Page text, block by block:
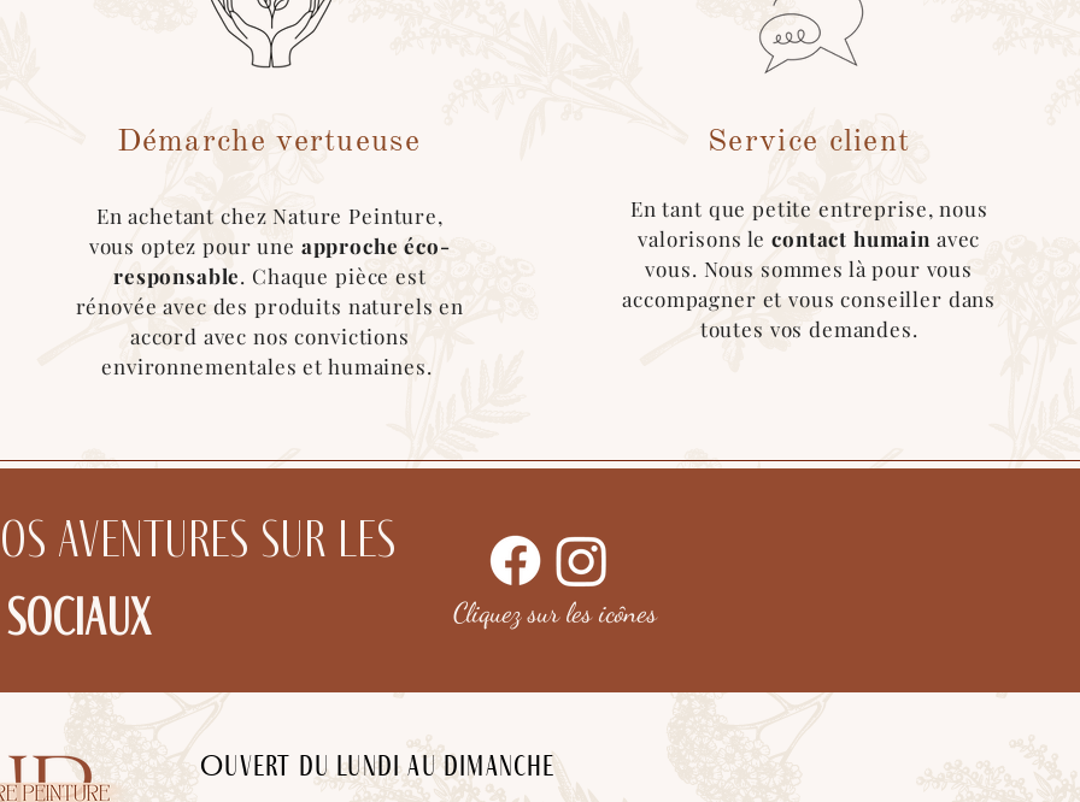
de livraison "cocolis" au moment du choix de livraison. Une fois le covoitureur trouvé sur l'application, merci de nous
:)
Démarche vertueuse
En achetant chez Nature Peinture,
vous optez pour une approche éco-
responsable. Chaque pièce est
rénovée avec des produits naturels en
accord avec nos convictions
environnementales et humaines.
Service client
En tant que petite entreprise, nous
valorisons lecontact humain avec
vous. Nous sommes là pour vous
accompagner et vous conseiller dans
toutes vos demandes.
aventures sur les
Cliquez sur lesicônes
Ouvert du lundi au dimanche